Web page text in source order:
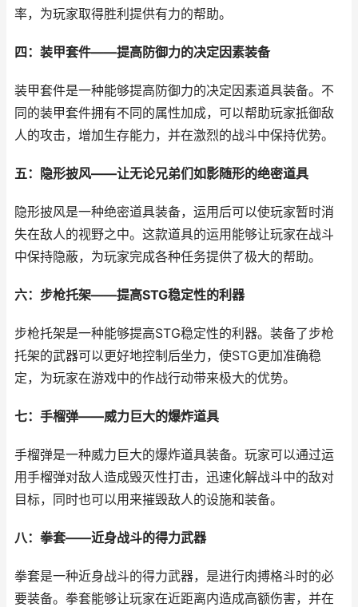
率，为玩家取得胜利提供有力的帮助。
四：装甲套件——提高防御力的决定因素装备
装甲套件是一种能够提高防御力的决定因素道具装备。不
同的装甲套件拥有不同的属性加成，可以帮助玩家抵御敌
人的攻击，增加生存能力，并在激烈的战斗中保持优势。
五：隐形披风——让无论兄弟们如影随形的绝密道具
隐形披风是一种绝密道具装备，运用后可以使玩家暂时消
失在敌人的视野之中。这款道具的运用能够让玩家在战斗
中保持隐蔽，为玩家完成各种任务提供了极大的帮助。
六：步枪托架——提高STG稳定性的利器
步枪托架是一种能够提高STG稳定性的利器。装备了步枪
托架的武器可以更好地控制后坐力，使STG更加准确稳
定，为玩家在游戏中的作战行动带来极大的优势。
七：手榴弹——威力巨大的爆炸道具
手榴弹是一种威力巨大的爆炸道具装备。玩家可以通过运
用手榴弹对敌人造成毁灭性打击，迅速化解战斗中的敌对
目标，同时也可以用来摧毁敌人的设施和装备。
八：拳套——近身战斗的得力武器
拳套是一种近身战斗的得力武器，是进行肉搏格斗时的必
要装备。拳套能够让玩家在近距离内造成高额伤害，并在